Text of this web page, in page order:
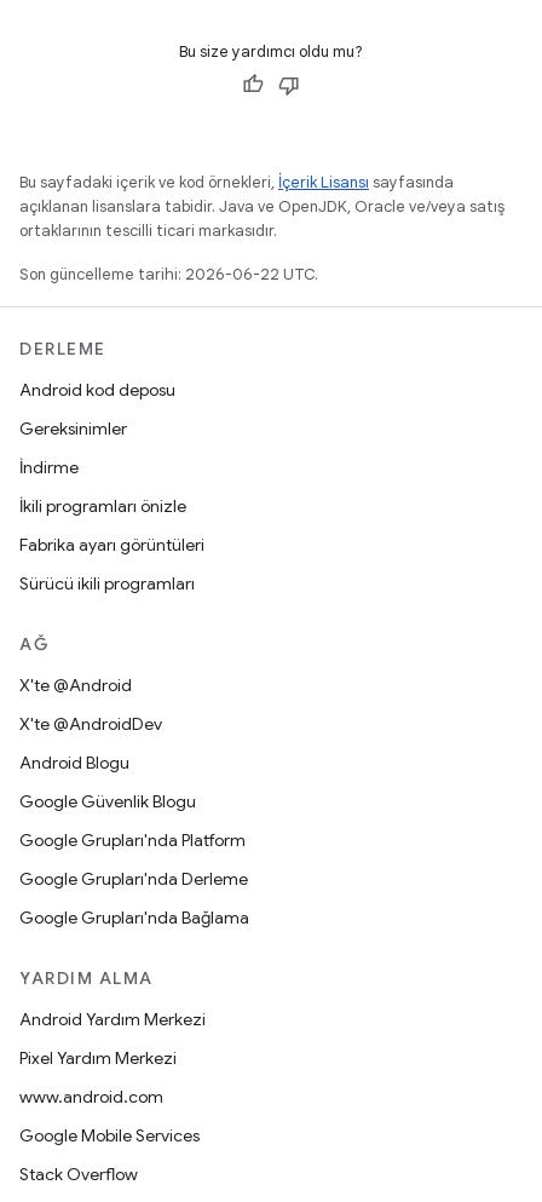
Bu size yardımcı oldu mu?
Bu sayfadaki içerik ve kod örnekleri, İçerik Lisansı sayfasında
açıklanan lisanslara tabidir. Java ve OpenJDK, Oracle ve/veya satış
ortaklarının tescilli ticari markasıdır.
Son güncelleme tarihi: 2026-06-22 UTC.
DERLEME
Android kod deposu
Gereksinimler
İndirme
İkili programları önizle
Fabrika ayarı görüntüleri
Sürücü ikili programları
AĞ
X'te @Android
X'te @AndroidDev
Android Blogu
Google Güvenlik Blogu
Google Grupları'nda Platform
Google Grupları'nda Derleme
Google Grupları'nda Bağlama
YARDIM ALMA
Android Yardım Merkezi
Pixel Yardım Merkezi
www.android.com
Google Mobile Services
Stack Overflow